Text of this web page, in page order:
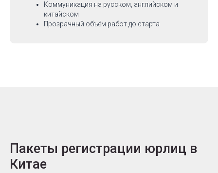
Коммуникация на русском, английском и
китайском
Прозрачный объём работ до старта
Пакеты регистрации юрлиц в
Китае